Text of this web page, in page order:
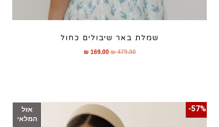
שמלת באר שיבולים כחול
₪479.00
₪ 169.00
אזל
המלאי
57%-